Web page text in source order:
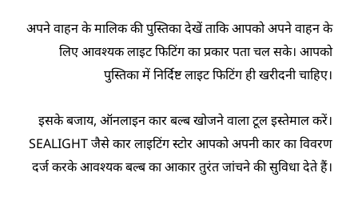
अपने वाहन के मालिक की पुस्तिका देखें ताकि आपको अपने वाहन के
लिए आवश्यक लाइट फिटिंग का प्रकार पता चल सके। आपको
पुस्तिका में निर्दिष्ट लाइट फिटिंग ही खरीदनी चाहिए।
इसके बजाय, ऑनलाइन कार बल्ब खोजने वाला टूल इस्तेमाल करें।
SEALIGHT जैसे कार लाइटिंग स्टोर आपको अपनी कार का विवरण
दर्ज करके आवश्यक बल्ब का आकार तुरंत जांचने की सुविधा देते हैं।